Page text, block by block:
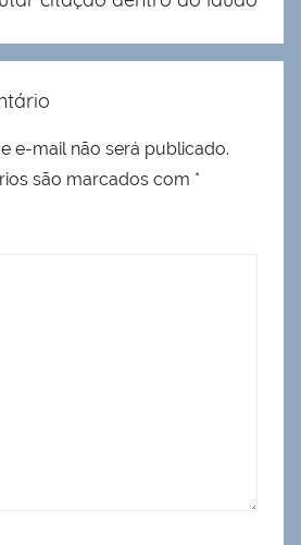
e-mail não será publicado.
são marcados com *